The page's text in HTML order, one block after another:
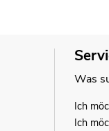
Was
Ich
Ich